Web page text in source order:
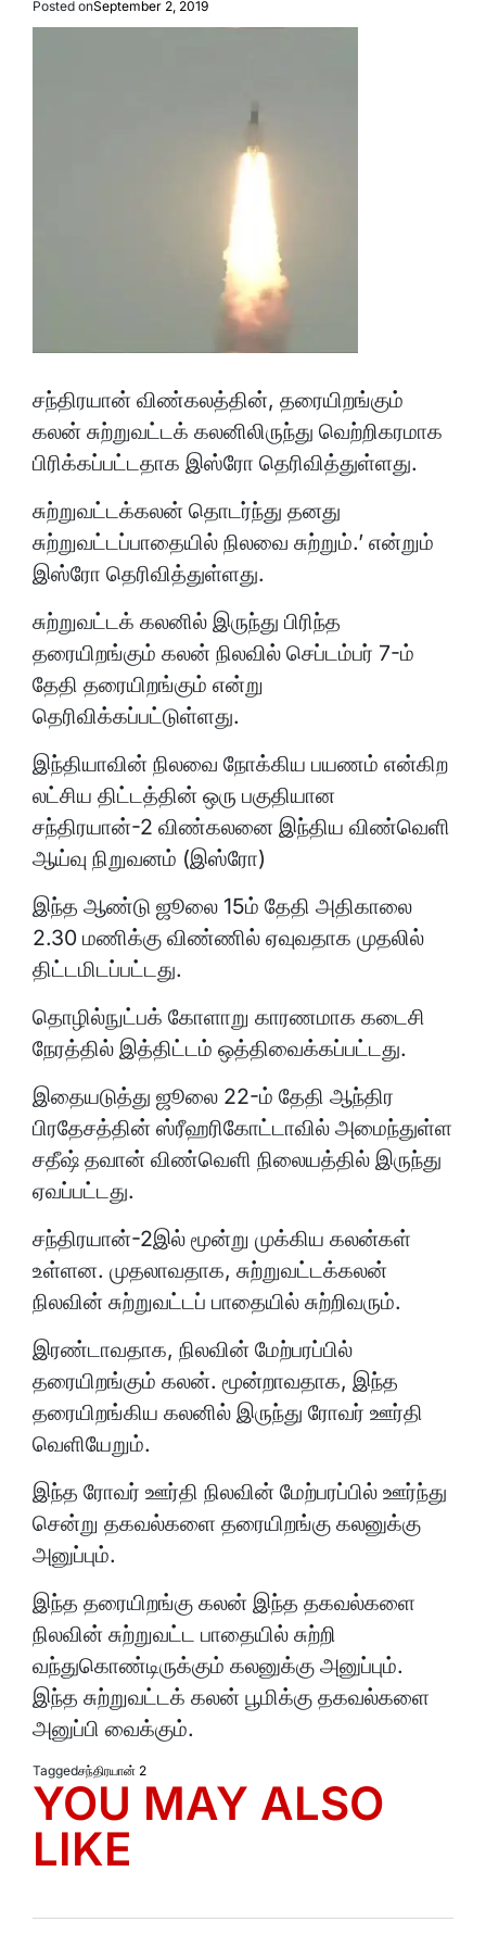
Posted onSeptember 2, 2019
சந்திரயான் விண்கலத்தின், தரையிறங்கும்
கலன் சுற்றுவட்டக் கலனிலிருந்து வெற்றிகரமாக
பிரிக்கப்பட்டதாக இஸ்ரோ தெரிவித்துள்ளது.
சுற்றுவட்டக்கலன் தொடர்ந்து தனது
சுற்றுவட்டப்பாதையில் நிலவை சுற்றும்.’ என்றும்
இஸ்ரோ தெரிவித்துள்ளது.
சுற்றுவட்டக் கலனில் இருந்து பிரிந்த
தரையிறங்கும் கலன் நிலவில் செப்டம்பர் 7-ம்
தேதி தரையிறங்கும் என்று
தெரிவிக்கப்பட்டுள்ளது.
இந்தியாவின் நிலவை நோக்கிய பயணம் என்கிற
லட்சிய திட்டத்தின் ஒரு பகுதியான
சந்திரயான்-2 விண்கலனை இந்திய விண்வெளி
ஆய்வு நிறுவனம் (இஸ்ரோ)
இந்த ஆண்டு ஜூலை 15ம் தேதி அதிகாலை
2.30 மணிக்கு விண்ணில் ஏவுவதாக முதலில்
திட்டமிடப்பட்டது.
தொழில்நுட்பக் கோளாறு காரணமாக கடைசி
நேரத்தில் இத்திட்டம் ஒத்திவைக்கப்பட்டது.
இதையடுத்து ஜூலை 22-ம் தேதி ஆந்திர
பிரதேசத்தின் ஸ்ரீஹரிகோட்டாவில் அமைந்துள்ள
சதீஷ் தவான் விண்வெளி நிலையத்தில் இருந்து
ஏவப்பட்டது.
சந்திரயான்-2இல் மூன்று முக்கிய கலன்கள்
உள்ளன. முதலாவதாக, சுற்றுவட்டக்கலன்
நிலவின் சுற்றுவட்டப் பாதையில் சுற்றிவரும்.
இரண்டாவதாக, நிலவின் மேற்பரப்பில்
தரையிறங்கும் கலன். மூன்றாவதாக, இந்த
தரையிறங்கிய கலனில் இருந்து ரோவர் ஊர்தி
வெளியேறும்.
இந்த ரோவர் ஊர்தி நிலவின் மேற்பரப்பில் ஊர்ந்து
சென்று தகவல்களை தரையிறங்கு கலனுக்கு
அனுப்பும்.
இந்த தரையிறங்கு கலன் இந்த தகவல்களை
நிலவின் சுற்றுவட்ட பாதையில் சுற்றி
வந்துகொண்டிருக்கும் கலனுக்கு அனுப்பும்.
இந்த சுற்றுவட்டக் கலன் பூமிக்கு தகவல்களை
அனுப்பி வைக்கும்.
Taggedசந்திரயான் 2
YOU MAY ALSO
LIKE